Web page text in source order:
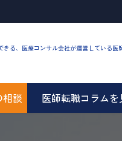
る、医療コンサル会社が運営している医
談 医師転職コラムを